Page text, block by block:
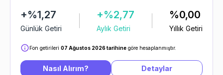
+%1,27
Günlük Getiri
+%2,77
Aylık Getiri
%0,00
Yıllık Getiri
Fon getirileri 07 Ağustos 2026 tarihine göre hesaplanmıştır.
Nasıl Alırım? Detaylar